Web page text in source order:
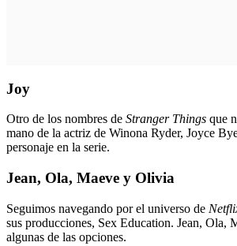
Joy
Otro de los nombres de Stranger Things que
mano de la actriz de Winona Ryder, Joyce
personaje en la serie.
Jean, Ola, Maeve y Olivia
Seguimos navegando por el universo de
sus producciones, Sex Education. Jean, Ola,
algunas de las opciones.